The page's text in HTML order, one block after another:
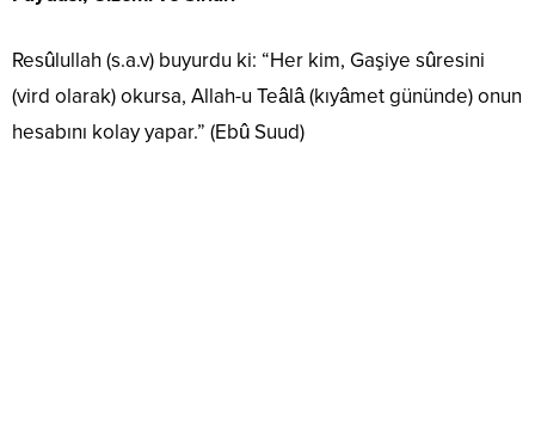
Resûlullah (s.a.v) buyurdu ki: “Her kim, Gaşiye sûresini
(vird olarak) okursa, Allah-u Teâlâ (kıyâmet gününde) onun
hesabını kolay yapar.” (Ebû Suud)